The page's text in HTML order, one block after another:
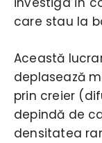
care stau la
Această
deplasează
prin creier
depindă de
densitatea